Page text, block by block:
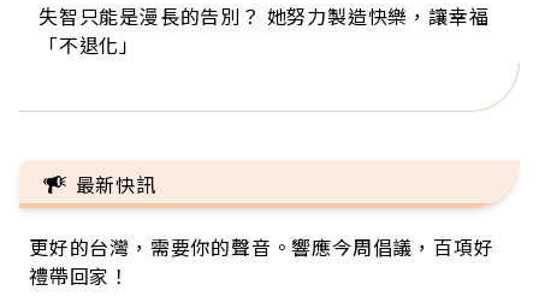
失智只能是漫長的告別？ 她努力製造快樂，讓幸福
「不退化」
來自剛果的巧克力神父 為台灣奉獻36年 「台灣是我
的家，我連作夢都講台語！」
63歲卸矽谷副總、搬回台灣找快樂！「蛋黃哥小
丑」走進安養院，逗樂上萬爺奶：退休後才開始真
104歲打破金氏世界紀錄 成為全球最年長羽球選
手，分享長壽的秘密原來是「這個」
事業巔峰他選擇追夢…黑手阿伯拉小提琴還登上小
巨蛋！連CNN都大讚！
最新快訊
更好的台灣，需要你的聲音。響應今周倡議，百項好
禮帶回家！